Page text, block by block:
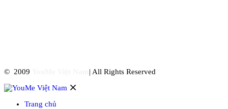
© 2009 | All Rights Reserved
Trang chủ